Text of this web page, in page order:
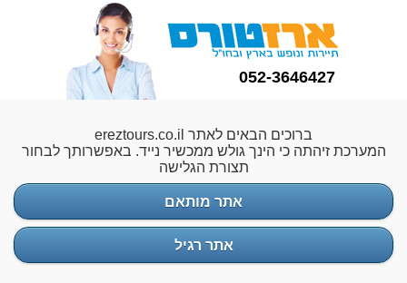
052-3646427
ברוכים הבאים לאתר ereztours.co.il
המערכת זיהתה כי הינך גולש ממכשיר נייד. באפשרותך לבחור
תצורת הגלישה
אתר מותאם
אתר רגיל